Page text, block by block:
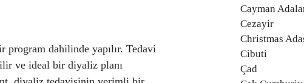
program dahilinde yapılır. Tedavi
ve ideal bir diyaliz planı
Cayman
Cezayir
Christmas
Cibuti
Çad